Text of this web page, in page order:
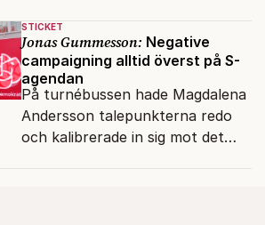
och förföljelse.
STICKET
Jonas Gummesson: Negative
campaigning alltid överst på S-
agendan
På turnébussen hade Magdalena
Andersson talepunkterna redo
och kalibrerade in sig mot det